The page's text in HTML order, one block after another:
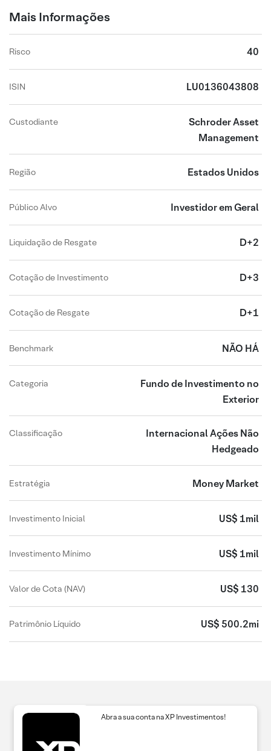
Mais Informações
Risco 40
ISIN LU0136043808
Custodiante
Schroder Asset
Management
Região Estados Unidos
Público Alvo Investidor em Geral
Liquidação de Resgate D+2
Cotação de Investimento D+3
Cotação de Resgate D+1
Benchmark NÃO HÁ
Categoria
Fundo de Investimento no
Exterior
Classificação
Internacional Ações Não
Hedgeado
Estratégia Money Market
Investimento Inicial US$ 1mil
Investimento Mínimo US$ 1mil
Valor de Cota (NAV) US$ 130
Patrimônio Líquido US$ 500.2mi
Abra a sua conta na XP Investimentos!